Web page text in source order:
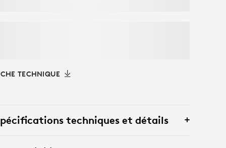
TECHNIQUE
techniques et détails